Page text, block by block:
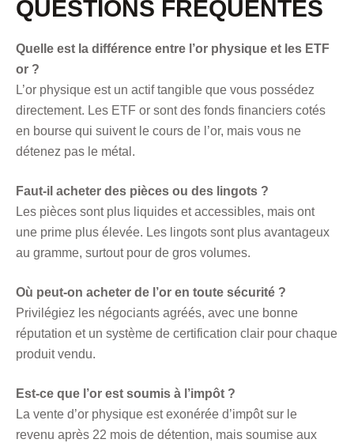
QUESTIONS FRÉQUENTES
Quelle est la différence entre l’or physique et les ETF
or ?
L’or physique est un actif tangible que vous possédez
directement. Les ETF or sont des fonds financiers cotés
en bourse qui suivent le cours de l’or, mais vous ne
détenez pas le métal.
Faut-il acheter des pièces ou des lingots ?
Les pièces sont plus liquides et accessibles, mais ont
une prime plus élevée. Les lingots sont plus avantageux
au gramme, surtout pour de gros volumes.
Où peut-on acheter de l’or en toute sécurité ?
Privilégiez les négociants agréés, avec une bonne
réputation et un système de certification clair pour chaque
produit vendu.
Est-ce que l’or est soumis à l’impôt ?
La vente d’or physique est exonérée d’impôt sur le
revenu après 22 mois de détention, mais soumise aux